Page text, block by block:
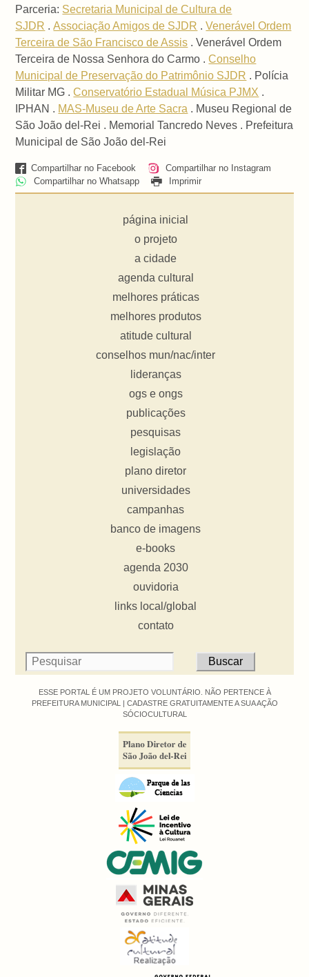
Parceria: Secretaria Municipal de Cultura de
SJDR .Associação Amigos de SJDR .Venerável Ordem
Terceira de São Francisco de Assis . Venerável Ordem
Terceira de Nossa Senhora do Carmo .Conselho
Municipal de Preservação do Patrimônio SJDR . Polícia
Militar MG .Conservatório Estadual Música PJMX .
IPHAN . MAS-Museu de Arte Sacra . Museu Regional de
São João del-Rei . Memorial Tancredo Neves . Prefeitura
Municipal de São João del-Rei
Compartilhar no Facebook
Compartilhar no Instagram
Compartilhar no Whatsapp
Imprimir
página inicial
o projeto
a cidade
agenda cultural
melhores práticas
melhores produtos
atitude cultural
conselhos mun/nac/inter
lideranças
ogs e ongs
publicações
pesquisas
legislação
plano diretor
universidades
campanhas
banco de imagens
e-books
agenda 2030
ouvidoria
links local/global
contato
ESSE PORTAL É UM PROJETO VOLUNTÁRIO. NÃO PERTENCE À
PREFEITURA MUNICIPAL | CADASTRE GRATUITAMENTE A SUA AÇÃO
SÓCIOCULTURAL